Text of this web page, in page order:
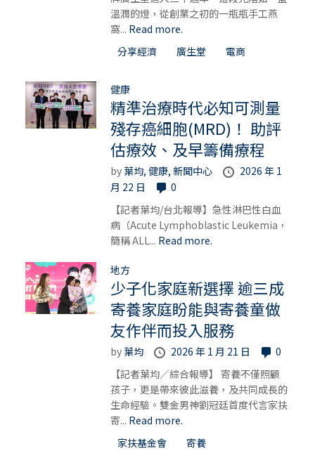
溫潤的燈，從創業之初的一瓶瓶手工燕
窩... Read more.
分享經濟
廣生堂 電商
健康
精準治療時代必知可測量
殘存癌細胞(MRD)！ 助評
估療效、及早籌備療程
by葉均,健康,新聞中心
2026 年 1
月 22 日
0
【記者葉均/台北報導】急性淋巴性白血
病（Acute Lymphoblastic Leukemia，
簡稱 ALL... Read more.
地方
少子化家庭新選擇 逾三成
寄養家庭盼能與寄養童做
友作伴而投入服務
by葉均 2026 年 1 月 21 日
0
【記者葉均／綜合報導】 寄養不僅照顧
孩子，更是帶來彼此滋養，及共同成長的
生命經驗。雙金男神劉冠廷首度代言家扶
寄... Read more.
家扶基金會
寄養